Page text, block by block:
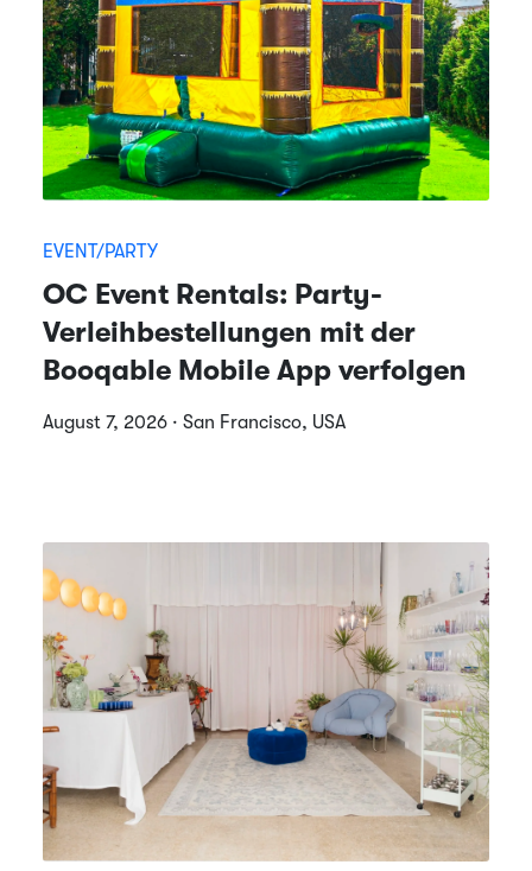
EVENT/PARTY
OC Event Rentals: Party-
Verleihbestellungen mit der
Booqable Mobile App verfolgen
August 7, 2026 · San Francisco, USA